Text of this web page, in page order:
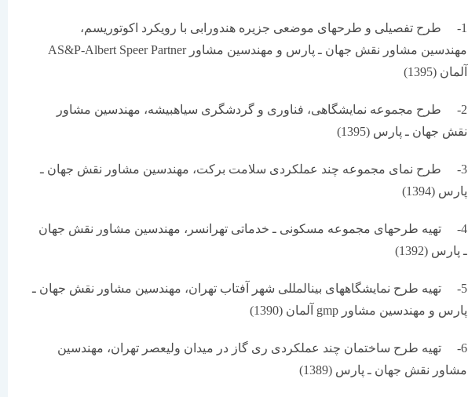
1- طرح تفصیلی و طرح­های موضعی جزیره هندورابی با رویکرد اکوتوریسم،
مهندسین مشاور نقش جهان ـ پارس و مهندسین مشاور AS&P-Albert Speer Partner
آلمان (1395)
2- طرح مجموعه نمایشگاهی، فناوری و گردشگری سیاه­بیشه، مهندسین مشاور
نقش جهان ـ پارس (1395)
3- طرح نمای مجموعه چند عملکردی سلامت برکت، مهندسین مشاور نقش جهان ـ
پارس (1394)
4- تهیه طرح­های مجموعه مسکونی ـ خدماتی تهرانسر، مهندسین مشاور نقش جهان
ـ پارس (1392)
5- تهیه طرح نمایشگاه­های بین­المللی شهر آفتاب تهران، مهندسین مشاور نقش جهان ـ
پارس و مهندسین مشاور gmp آلمان (1390)
6- تهیه طرح ساختمان چند عملکردی ری گاز در میدان ولیعصر تهران، مهندسین
مشاور نقش جهان ـ پارس (1389)